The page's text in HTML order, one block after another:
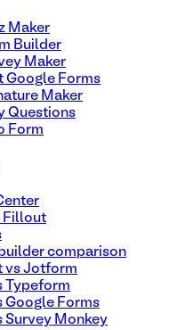
Maker
Builder
Maker
Google Forms
Maker
Questions
Form
Fillout
comparison
vs Jotform
Typeform
Google Forms
Survey Monkey